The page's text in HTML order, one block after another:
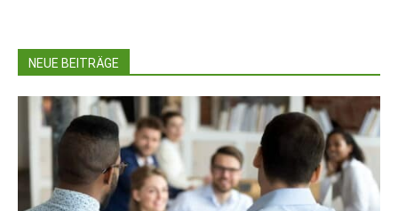
NEUE BEITRÄGE